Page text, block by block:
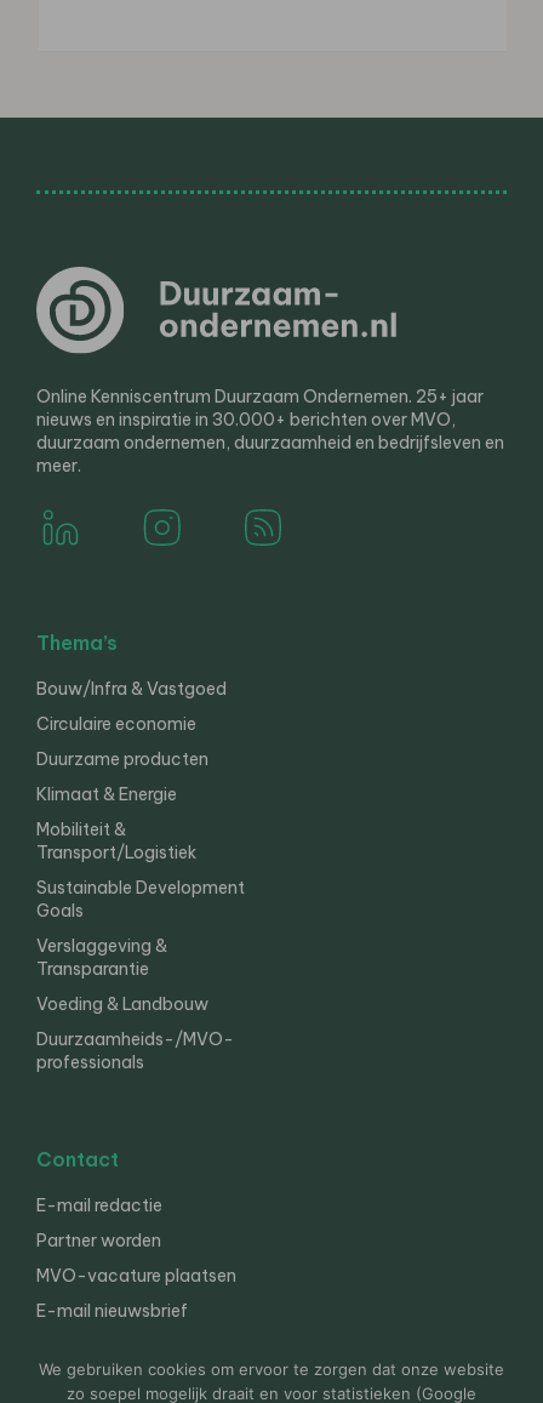
Online Kenniscentrum Duurzaam Ondernemen. 25+ jaar
nieuws en inspiratie in 30.000+ berichten over MVO,
duurzaam ondernemen, duurzaamheid en bedrijfsleven en
meer.
Thema’s
Bouw/Infra & Vastgoed
Circulaire economie
Duurzame producten
Klimaat & Energie
Mobiliteit &
Transport/Logistiek
Sustainable Development
Goals
Verslaggeving &
Transparantie
Voeding & Landbouw
Duurzaamheids-/MVO-
professionals
Contact
E-mail redactie
Partner worden
MVO-vacature plaatsen
E-mail nieuwsbrief
We gebruiken cookies om ervoor te zorgen dat onze website
zo soepel mogelijk draait en voor statistieken (Google